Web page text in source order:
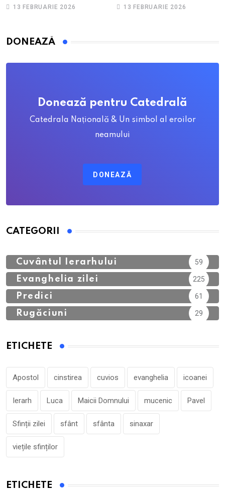
13 FEBRUARIE 2026 sa, Priscila
13 FEBRUARIE 2026
DONEAZĂ
Donează pentru Catedrală
Catedrala Națională & Un simbol al eroilor
neamului
DONEAZĂ
CATEGORII
Cuvântul Ierarhului 59
Evanghelia zilei 225
Predici 61
Rugăciuni 29
ETICHETE
Apostol cinstirea cuvios evanghelia icoanei
Ierarh Luca Maicii Domnului mucenic Pavel
Sfinții zilei sfânt sfânta sinaxar
viețile sfinților
ETICHETE